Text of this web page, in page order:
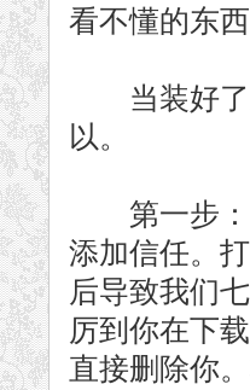
看不懂的东西
当装好了
以。
第一步：
添加信任。
后导致我们
厉到你在下
直接删除你